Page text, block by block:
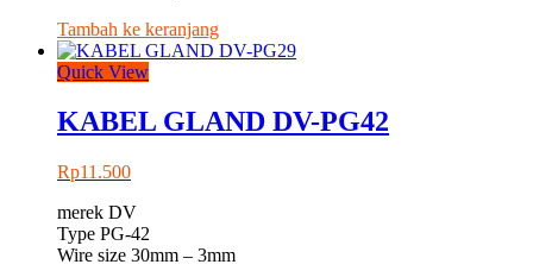
Tambah ke keranjang
Quick View
KABEL GLAND DV-PG42
Rp11.500
merek DV
Type PG-42
Wire size 30mm – 3mm